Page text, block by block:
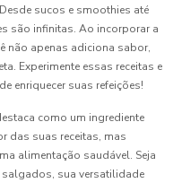
sucos e smoothies até
são infinitas. Ao incorporar a
não apenas adiciona sabor,
Experimente essas receitas e
enriquecer suas refeições!
como um ingrediente
das suas receitas, mas
alimentação saudável. Seja
sua versatilidade